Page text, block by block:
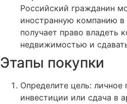
Российский гражданин
иностранную компанию
получает право владеть
недвижимостью и
Этапы покупки
Определите цель: личное
инвестиции или сдача в